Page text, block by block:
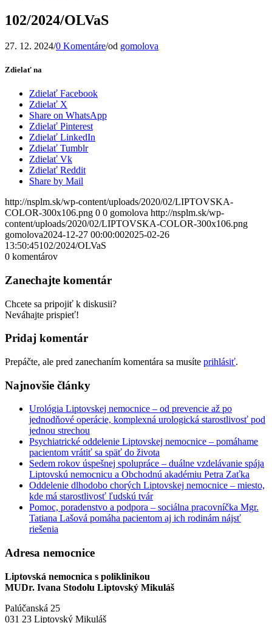
102/2024/OLVaS
27. 12. 2024/0 Komentáre/od gomolova
Zdielať na
Zdielať Facebook
Zdielať X
Share on WhatsApp
Zdielať Pinterest
Zdielať LinkedIn
Zdielať Tumblr
Zdielať Vk
Zdielať Reddit
Share by Mail
http://nsplm.sk/wp-content/uploads/2020/02/LIPTOVSKA-
COLOR-300x106.png 0 0 gomolova http://nsplm.sk/wp-
content/uploads/2020/02/LIPTOVSKA-COLOR-300x106.png
gomolova2024-12-27 00:00:002025-02-26
13:50:45102/2024/OLVaS
0 komentárov
Zanechajte komentár
Chcete sa pripojiť k diskusii?
Neváhajte prispieť!
Pridaj komentár
Prepáčte, ale pred zanechaním komentára sa musíte prihlásiť.
Najnovšie články
Urológia Liptovskej nemocnice – od prevencie až po
jednodňové operácie, komplexná urologická starostlivosť pod
jednou strechou
Psychiatrické oddelenie Liptovskej nemocnice – pomáhame
pacientom vrátiť sa späť do života
Sedem rokov úspešnej spolupráce – duálne vzdelávanie spája
Liptovskú nemocnicu a Obchodnú akadémiu Petra Zaťka
Oddelenie dlhodobo chorých Liptovskej nemocnice – miesto,
kde má starostlivosť ľudskú tvár
Pomoc, poradenstvo a podpora – sociálna pracovníčka Mgr.
Tatiana Lašová pomáha pacientom aj ich rodinám nájsť
riešenia
Adresa nemocnice
Liptovská nemocnica s poliklinikou
MUDr. Ivana Stodolu Liptovský Mikuláš
Palúčanská 25
031 23 Liptovský Mikuláš